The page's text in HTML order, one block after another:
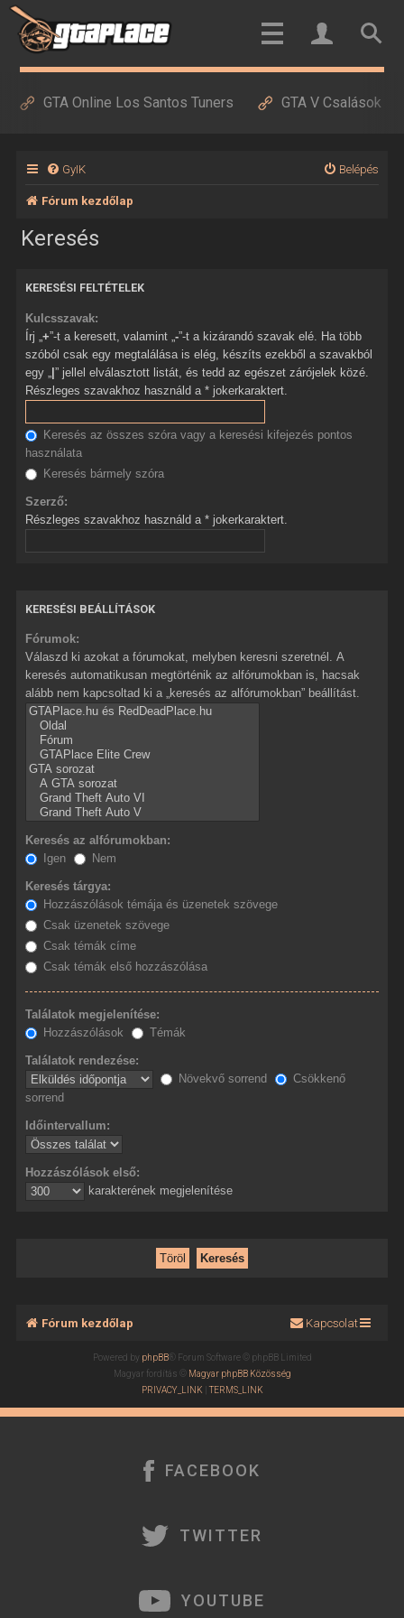
GTA Online Los Santos Tuners GTA V Csalások
GyIK Belépés
Fórum kezdőlap
Keresés
KERESÉSI FELTÉTELEK
Kulcsszavak:
Írj „ +”-t a keresett, valamint „ -”-t a kizárandó szavak elé. Ha több
szóból csak egy megtalálása is elég, készíts ezekből a szavakból
egy „ |” jellel elválasztott listát, és tedd az egészet zárójelek közé.
Részleges szavakhoz használd a * jokerkaraktert.
Keresés az összes szóra vagy a keresési kifejezés pontos
használata
Keresés bármely szóra
Szerző:
Részleges szavakhoz használd a * jokerkaraktert.
KERESÉSI BEÁLLÍTÁSOK
Fórumok:
Válaszd ki azokat a fórumokat, melyben keresni szeretnél. A
keresés automatikusan megtörténik az alfórumokban is, hacsak
alább nem kapcsoltad ki a „keresés az alfórumokban” beállítást.
Keresés az alfórumokban:
Igen
Nem
Keresés tárgya:
Hozzászólások témája és üzenetek szövege
Csak üzenetek szövege
Csak témák címe
Csak témák első hozzászólása
Találatok megjelenítése:
Hozzászólások
Témák
Találatok rendezése:
Növekvő sorrend
Csökkenő
sorrend
Időintervallum:
Hozzászólások első:
karakterének megjelenítése
Fórum kezdőlap Kapcsolat
Powered by phpBB® Forum Software © phpBB Limited
Magyar fordítás © Magyar phpBB Közösség
PRIVACY_LINK|TERMS_LINK
FACEBOOK
TWITTER
YOUTUBE